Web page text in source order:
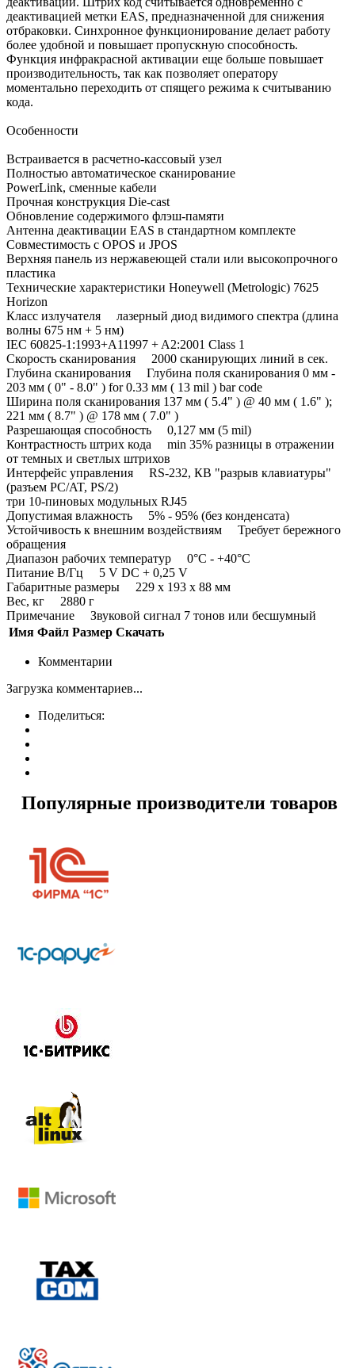
деактивацией метки EAS, предназначенной для снижения
отбраковки. Синхронное функционирование делает работу
более удобной и повышает пропускную способность.
Функция инфракрасной активации еще больше повышает
производительность, так как позволяет оператору
моментально переходить от спящего режима к считыванию
кода.
Особенности
Встраивается в расчетно-кассовый узел
Полностью автоматическое сканирование
PowerLink, сменные кабели
Прочная конструкция Die-cast
Обновление содержимого флэш-памяти
Антенна деактивации EAS в стандартном комплекте
Совместимость с OPOS и JPOS
Верхняя панель из нержавеющей стали или высокопрочного
пластика
Технические характеристики Honeywell (Metrologic) 7625
Horizon
Класс излучателя лазерный диод видимого спектра (длина
волны 675 нм + 5 нм)
IEC 60825-1:1993+A11997 + A2:2001 Class 1
Скорость сканирования 2000 сканирующих линий в сек.
Глубина сканирования Глубина поля сканирования 0 мм -
203 мм ( 0" - 8.0" ) for 0.33 мм ( 13 mil ) bar code
Ширина поля сканирования 137 мм ( 5.4" ) @ 40 мм ( 1.6" );
221 мм ( 8.7" ) @ 178 мм ( 7.0" )
Разрешающая способность 0,127 мм (5 mil)
Контрастность штрих кода min 35% разницы в отражении
от темных и светлых штрихов
Интерфейс управления RS-232, КВ "разрыв клавиатуры"
(разъем PC/AT, PS/2)
три 10-пиновых модульных RJ45
Допустимая влажность 5% - 95% (без конденсата)
Устойчивость к внешним воздействиям Требует бережного
обращения
Диапазон рабочих температур 0°С - +40°С
Питание В/Гц 5 V DC + 0,25 V
Габаритные размеры 229 х 193 х 88 мм
Вес, кг 2880 г
Примечание Звуковой сигнал 7 тонов или бесшумный
Имя Файл Размер Скачать
Комментарии
Загрузка комментариев...
Поделиться:
Популярные производители товаров